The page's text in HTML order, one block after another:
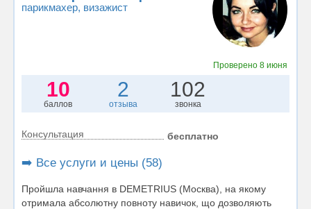
парикмахер, визажист
Проверено 8 июня
10
баллов
2
отзыва
102
звонка
Консультация бесплатно
➡️ Все услуги и цены (58)
Пройшла навчання в DEMETRIUS (Москва), на якому
отримала абсолютну повноту навичок, що дозволяють